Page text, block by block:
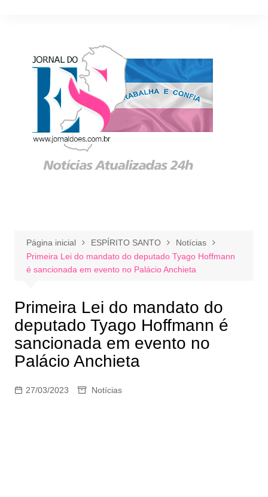
Página inicial ESPÍRITO SANTO
Notícias
Primeira Lei do mandato do deputado Tyago Hoffmann
é sancionada em evento no Palácio Anchieta
Primeira Lei do mandato do
deputado Tyago Hoffmann é
sancionada em evento no
Palácio Anchieta
27/03/2023 Notícias